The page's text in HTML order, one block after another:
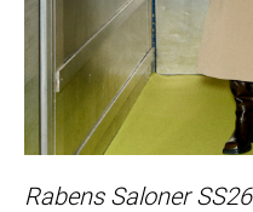
Rabens Saloner SS26